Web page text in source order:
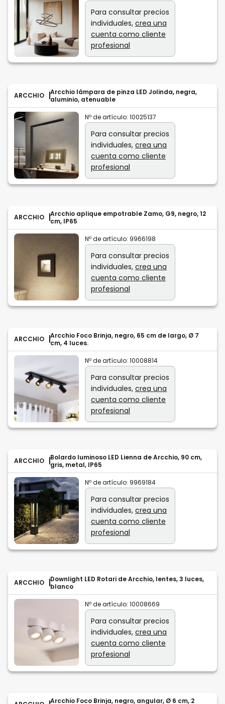
Para consultar precios
individuales, crea una
cuenta como cliente
profesional
ARCCHIO
Arcchio lámpara de pinza LED Jolinda, negra,
aluminio, atenuable
Nº de artículo: 10025137
Para consultar precios
individuales, crea una
cuenta como cliente
profesional
ARCCHIO
Arcchio aplique empotrable Zamo, G9, negro, 12
cm, IP65
Nº de artículo: 9966198
Para consultar precios
individuales, crea una
cuenta como cliente
profesional
ARCCHIO
Arcchio Foco Brinja, negro, 65 cm de largo, Ø 7
cm, 4 luces.
Nº de artículo: 10008814
Para consultar precios
individuales, crea una
cuenta como cliente
profesional
ARCCHIO
Bolardo luminoso LED Lienna de Arcchio, 90 cm,
gris, metal, IP65
Nº de artículo: 9969184
Para consultar precios
individuales, crea una
cuenta como cliente
profesional
ARCCHIO
Downlight LED Rotari de Arcchio, lentes, 3 luces,
blanco
Nº de artículo: 10008669
Para consultar precios
individuales, crea una
cuenta como cliente
profesional
Arcchio Foco Brinja, negro, angular, Ø 6 cm, 2